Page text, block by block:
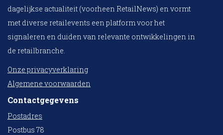
dagelijkse actualiteit (voorheen RetailNews) en vormt
met diverse retailevents een platform voor het
signaleren en duiden van relevante ontwikkelingen in
de retailbranche.
Onze privacyverklaring
Algemene voorwaarden
Contactgegevens
Postadres
Postbus 78